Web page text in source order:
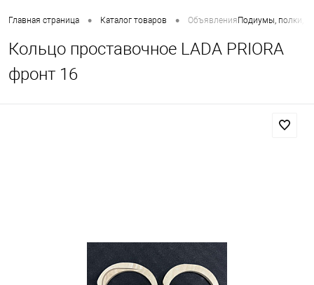
Главная страница • Каталог товаров • ОбъявленияПодиумы, полки,
Кольцо проставочное LADA PRIORA
фронт 16